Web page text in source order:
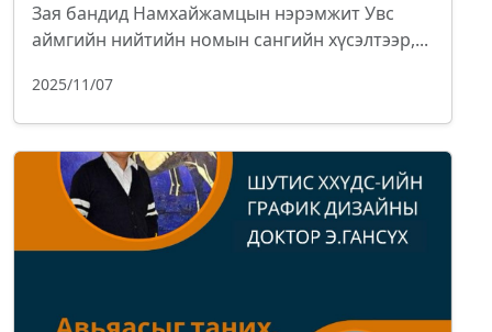
Зая бандид Намхайжамцын нэрэмжит Увс
аймгийн нийтийн номын сангийн хүсэлтээр,...
2025/11/07